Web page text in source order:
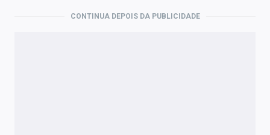
CONTINUA DEPOIS DA PUBLICIDADE